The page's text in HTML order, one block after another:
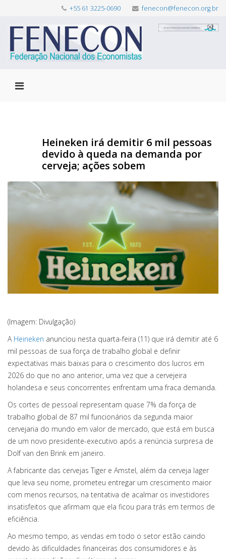
+55 61 3225-0690 fenecon@fenecon.org.br
Heineken irá demitir 6 mil pessoas
devido à queda na demanda por
cerveja; ações sobem
(Imagem: Divulgação)
A Heineken anunciou nesta quarta-feira (11) que irá demitir até 6
mil pessoas de sua força de trabalho global e definir
expectativas mais baixas para o crescimento dos lucros em
2026 do que no ano anterior, uma vez que a cervejeira
holandesa e seus concorrentes enfrentam uma fraca demanda.
Os cortes de pessoal representam quase 7% da força de
trabalho global de 87 mil funcionários da segunda maior
cervejaria do mundo em valor de mercado, que está em busca
de um novo presidente-executivo após a renúncia surpresa de
Dolf van den Brink em janeiro.
A fabricante das cervejas Tiger e Amstel, além da cerveja lager
que leva seu nome, prometeu entregar um crescimento maior
com menos recursos, na tentativa de acalmar os investidores
insatisfeitos que afirmam que ela ficou para trás em termos de
eficiência.
Ao mesmo tempo, as vendas em todo o setor estão caindo
devido às dificuldades financeiras dos consumidores e às